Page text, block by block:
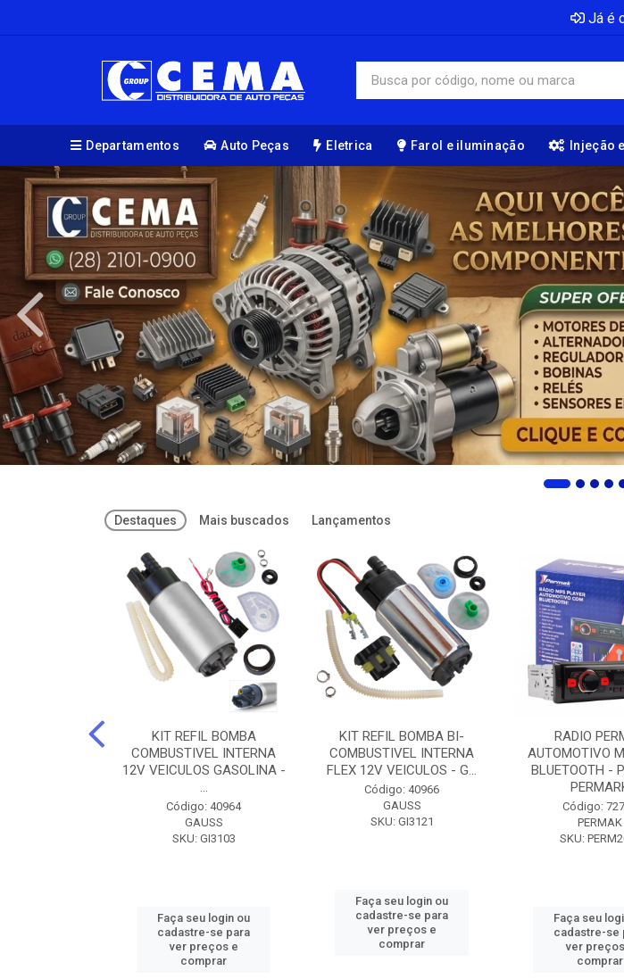
Já é
Departamentos Auto Peças Eletrica Farol e iluminação Injeção
Destaques Mais buscados Lançamentos
KIT REFIL BOMBA
COMBUSTIVEL INTERNA
12V VEICULOS GASOLINA -
...
Código: 40964
GAUSS
SKU: GI3103
Faça seu login ou
cadastre-se para
ver preços e
comprar
KIT REFIL BOMBA BI-
COMBUSTIVEL INTERNA
FLEX 12V VEICULOS - G...
Código: 40966
GAUSS
SKU: GI3121
Faça seu login ou
cadastre-se para
ver preços e
comprar
RADIO
AUTOMOTIVO
BLUETOOTH -
Código:
PERMAK
SKU:
Faça seu
cadastre-se
ver
comprar